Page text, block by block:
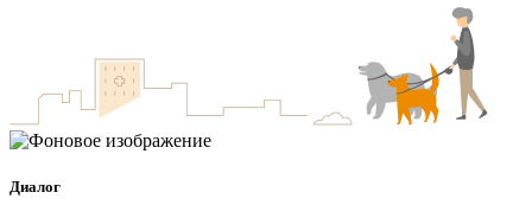
Диалог